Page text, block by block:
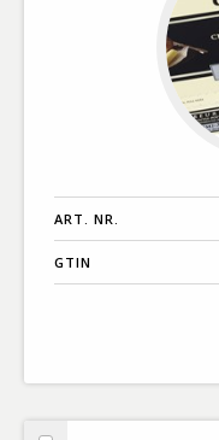
ART. NR.
GTIN